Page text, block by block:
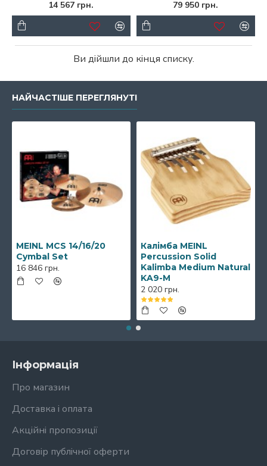
14 567 грн.
79 950 грн.
Ви дійшли до кінця списку.
НАЙЧАСТІШЕ ПЕРЕГЛЯНУТІ
MEINL MCS 14/16/20
Cymbal Set
16 846 грн.
Калімба MEINL
Percussion Solid
Kalimba Medium Natural
KA9-M
2 020 грн.
Інформація
Про магазин
Доставка і оплата
Акційні пропозиції
Договір публічної оферти